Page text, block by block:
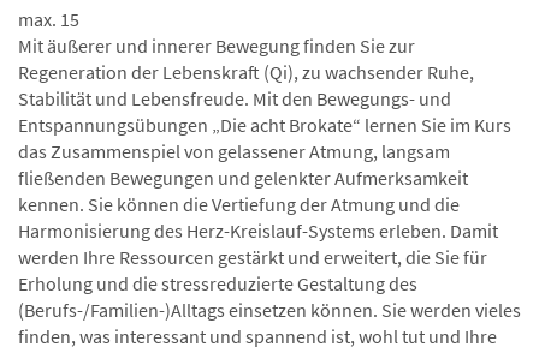
max. 15
Mit äußerer und innerer Bewegung finden Sie zur
Regeneration der Lebenskraft (Qi), zu wachsender Ruhe,
Stabilität und Lebensfreude. Mit den Bewegungs- und
Entspannungsübungen „Die acht Brokate“ lernen Sie im Kurs
das Zusammenspiel von gelassener Atmung, langsam
fließenden Bewegungen und gelenkter Aufmerksamkeit
kennen. Sie können die Vertiefung der Atmung und die
Harmonisierung des Herz-Kreislauf-Systems erleben. Damit
werden Ihre Ressourcen gestärkt und erweitert, die Sie für
Erholung und die stressreduzierte Gestaltung des
(Berufs-/Familien-)Alltags einsetzen können. Sie werden vieles
finden, was interessant und spannend ist, wohl tut und Ihre